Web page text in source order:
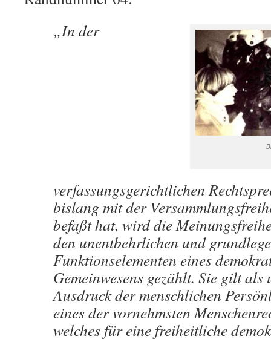
„In der
verfassungsgerichtlichen
bislang mit der
befaßt hat, wird die
den unentbehrlichen und
Funktionselementen eines
Gemeinwesens gezählt. Sie gilt
Ausdruck der menschlichen
eines der vornehmsten
welches für eine freiheitliche